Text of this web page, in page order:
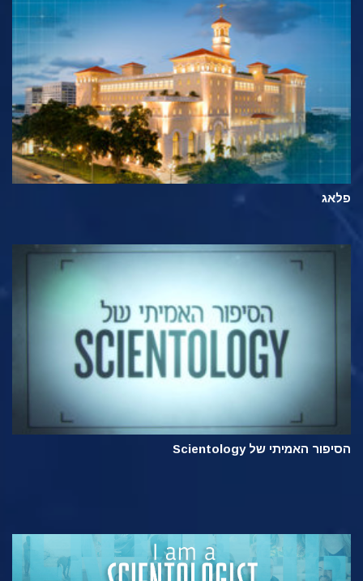
פלאג
הסיפור האמיתי של Scientology